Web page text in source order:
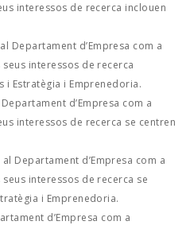
interessos de recerca inclouen
Departament d’Empresa com a
interessos de recerca
i Estratègia i Emprenedoria.
d’Empresa com a
interessos de recerca se centren
al Departament d’Empresa com a
interessos de recerca se
i Emprenedoria.
d’Empresa com a